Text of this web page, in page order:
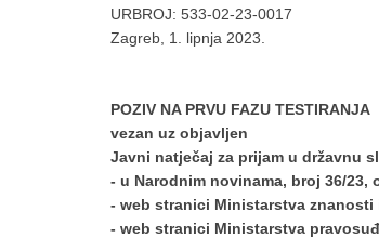
URBROJ: 533-02-23-0017
Zagreb, 1. lipnja 2023.
POZIV NA PRVU FAZU TESTIRANJA
vezan uz objavljen
Javni natječaj za prijam u državnu
- u Narodnim novinama, broj 36/23,
- web stranici Ministarstva znanosti
- web stranici Ministarstva